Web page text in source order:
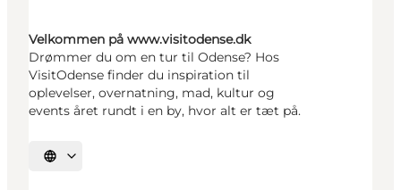
Velkommen på www.visitodense.dk
Drømmer du om en tur til Odense? Hos
VisitOdense finder du inspiration til
oplevelser, overnatning, mad, kultur og
events året rundt i en by, hvor alt er tæt på.
Vælg sprog